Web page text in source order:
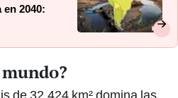
2040:
de 32.424 km² domina las